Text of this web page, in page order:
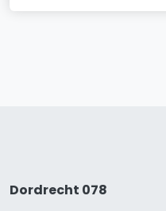
Dordrecht 078